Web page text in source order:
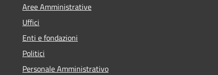
Aree Amministrative
Uffici
Enti e fondazioni
Politici
Personale Amministrativo